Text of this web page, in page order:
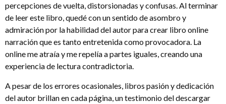
percepciones de vuelta, distorsionadas y confusas. Al terminar
de leer este libro, quedé con un sentido de asombro y
admiración por la habilidad del autor para crear libro online​
narración que es tanto entretenida como provocadora. La
online me atraía y me repelía a partes iguales, creando una
experiencia de lectura contradictoria.
A pesar de los errores ocasionales, libros pasión y dedicación
del autor brillan en cada página, un testimonio del descargar